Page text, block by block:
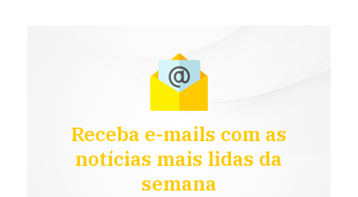
Receba e-mails com as
notícias mais lidas da
semana